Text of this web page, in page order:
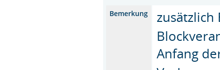
Bemerkung
zusätzlich
Anfang